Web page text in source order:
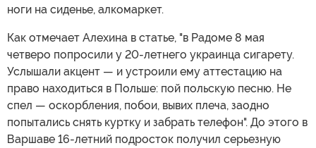
ноги на сиденье, алкомаркет.
Как отмечает Алехина в статье, "в Радоме 8 мая
четверо попросили у 20-летнего украинца сигарету.
Услышали акцент — и устроили ему аттестацию на
право находиться в Польше: пой польскую песню. Не
спел — оскорбления, побои, вывих плеча, заодно
попытались снять куртку и забрать телефон". До этого в
Варшаве 16-летний подросток получил серьезную